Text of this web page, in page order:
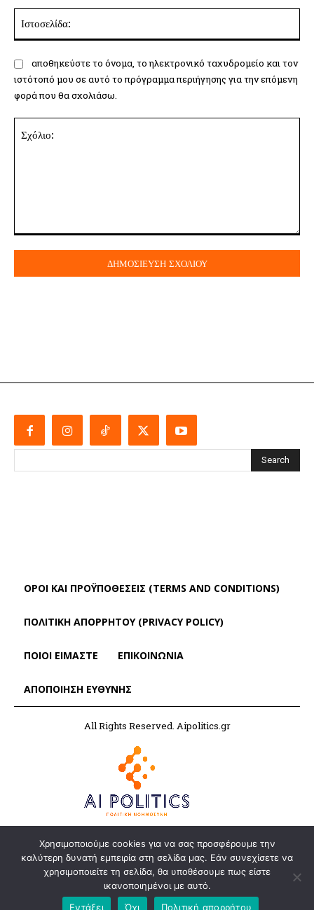
αποθηκεύστε το όνομα, το ηλεκτρονικό ταχυδρομείο και τον
ιστότοπό μου σε αυτό το πρόγραμμα περιήγησης για την επόμενη
φορά που θα σχολιάσω.
Search
ΌΡΟΙ ΚΑΙ ΠΡΟΫΠΟΘΈΣΕΙΣ (TERMS AND CONDITIONS)
ΠΟΛΙΤΙΚΗ ΑΠΟΡΡΗΤΟΥ (PRIVACY POLICY)
ΠΟΙΟΙ ΕΙΜΑΣΤΕ ΕΠΙΚΟΙΝΩΝΙΑ
ΑΠΟΠΟΊΗΣΗ ΕΥΘΎΝΗΣ
All Rights Reserved. Aipolitics.gr
Χρησιμοποιούμε cookies για να σας προσφέρουμε την
καλύτερη δυνατή εμπειρία στη σελίδα μας. Εάν συνεχίσετε να
χρησιμοποιείτε τη σελίδα, θα υποθέσουμε πως είστε
ικανοποιημένοι με αυτό.
Εντάξει
Όχι Πολιτική απορρήτου